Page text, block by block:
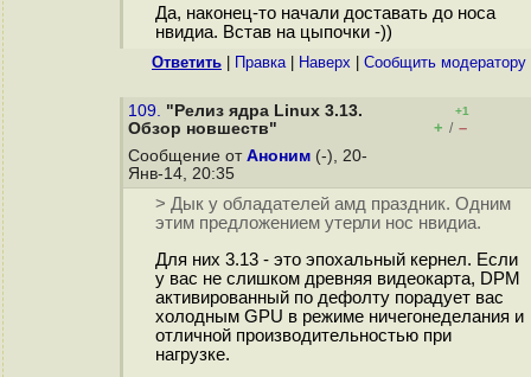
Да, наконец-то начали доставать до носа
нвидиа. Встав на цыпочки -))
Ответить Правка| Наверх Cообщить модератору
109. "Релиз ядра Linux 3.13.
Обзор новшеств"
+1
+ / –
Сообщение от Аноним (-), 20-
Янв-14, 20:35
> Дык у обладателей амд праздник. Одним
этим предложением утерли нос нвидиа.
Для них 3.13 - это эпохальный кернел. Если
у вас не слишком древняя видеокарта, DPM
активированный по дефолту порадует вас
холодным GPU в режиме ничегонеделания и
отличной производительностью при
нагрузке.